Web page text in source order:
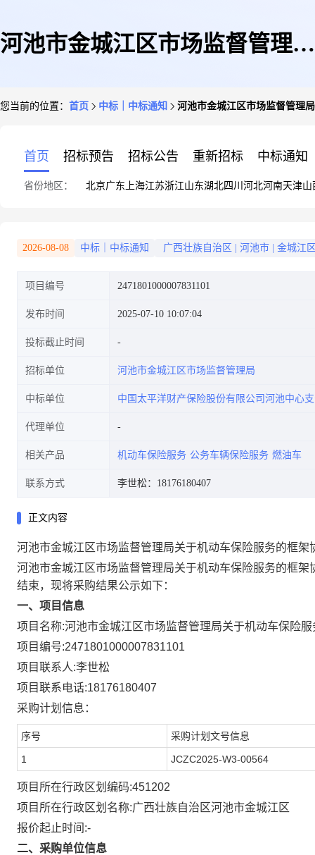
河池市金城江区市场监督管理局
您当前的位置： 首页 中标｜中标通知 河池市金城江区市场监督管理
首页 招标预告 招标公告 重新招标 中标通知
省份地区： 北京广东 上海江苏浙江山东湖北四川 河北河南天津山
2026-08-08 中标｜中标通知 广西壮族自治区 河池市 金城江
项目编号 2471801000007831101
发布时间 2025-07-10 10:07:04
投标截止时间
招标单位 河池市金城江区市场监督管理局
中标单位 中国太平洋财产保险股份有限公司河池中心
代理单位
相关产品 机动车保险服务 公务车辆保险服务 燃油车
联系方式 李世松：18176180407
正文内容
河池市金城江区市场监督管理局关于机动车保险服务的框架
河池市金城江区市场监督管理局关于机动车保险服务的框架
结束，现将采购结果公示如下：
一、项目信息
项目名称:河池市金城江区市场监督管理局关于机动车保险
项目编号:2471801000007831101
项目联系人:李世松
项目联系电话:18176180407
采购计划信息：
序号 采购计划文号信息
1 JCZC2025-W3-00564
项目所在行政区划编码:451202
项目所在行政区划名称:广西壮族自治区河池市金城江区
报价起止时间:-
二、采购单位信息